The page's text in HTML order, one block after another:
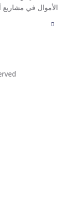
الأموال في